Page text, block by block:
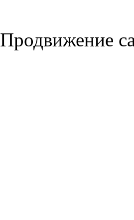
Продвижение